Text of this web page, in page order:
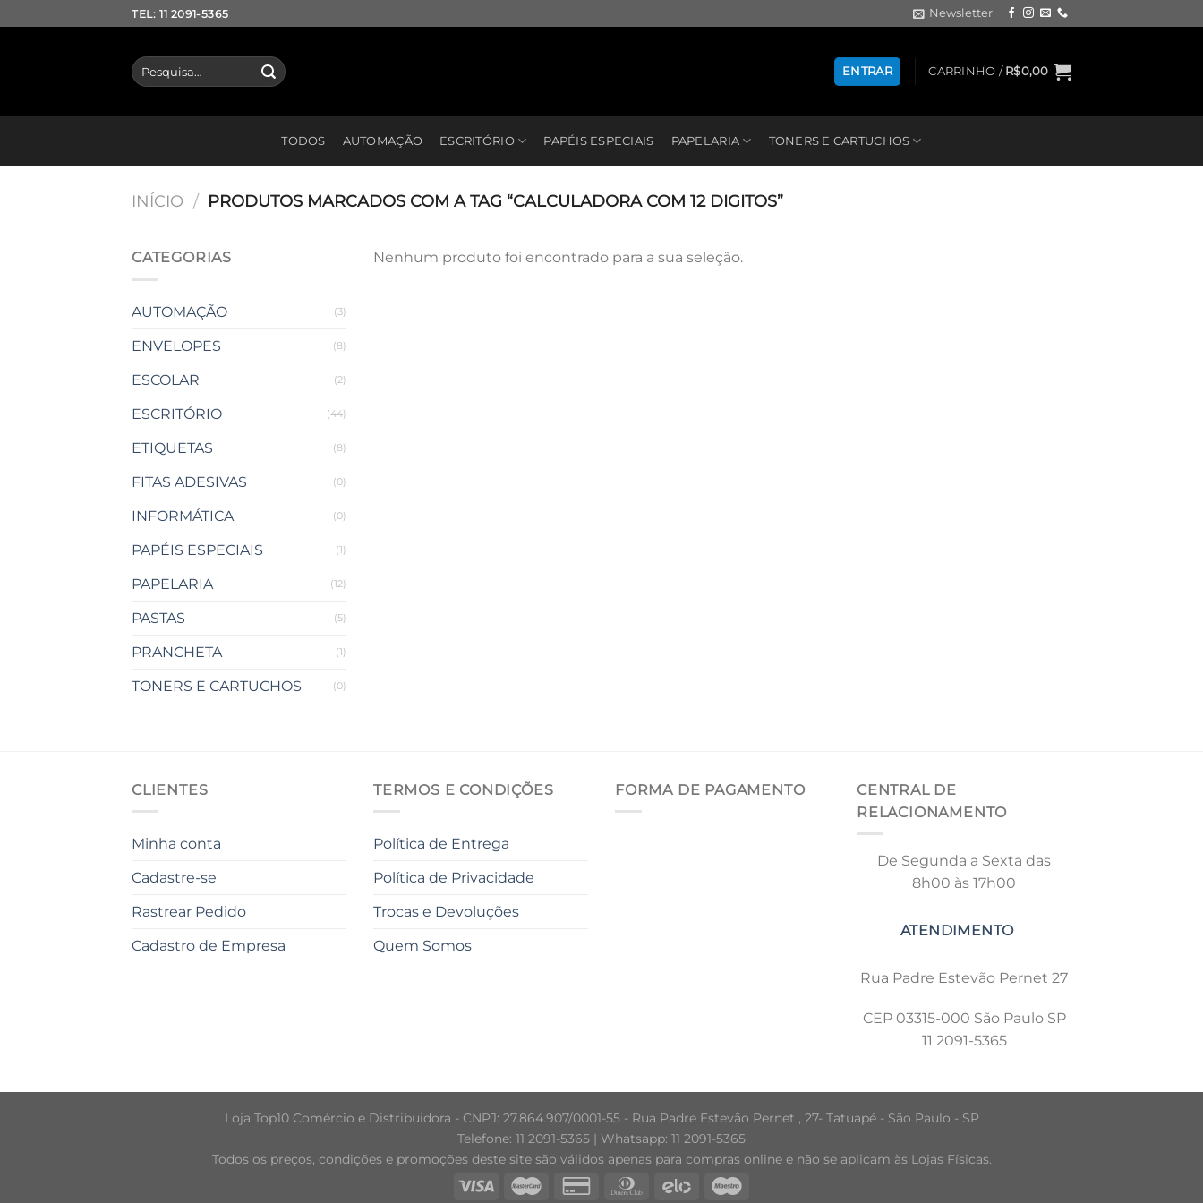
to
TEL: 11 2091-5365 Newsletter
Pesquisar
por:
ENTRAR CARRINHO / R$0,00
TODOS AUTOMAÇÃO ESCRITÓRIO PAPÉIS ESPECIAIS PAPELARIA TONERS E CARTUCHOS
INÍCIO / PRODUTOS MARCADOS COM A TAG “CALCULADORA COM 12 DIGITOS”
CATEGORIAS
AUTOMAÇÃO (3)
ENVELOPES (8)
ESCOLAR (2)
ESCRITÓRIO (44)
ETIQUETAS (8)
FITAS ADESIVAS (0)
INFORMÁTICA (0)
PAPÉIS ESPECIAIS (1)
PAPELARIA (12)
PASTAS (5)
PRANCHETA (1)
TONERS E CARTUCHOS (0)
Nenhum produto foi encontrado para a sua seleção.
CLIENTES
Minha conta
Cadastre-se
Rastrear Pedido
Cadastro de Empresa
TERMOS E CONDIÇÕES
Política de Entrega
Política de Privacidade
Trocas e Devoluções
Quem Somos
FORMA DE PAGAMENTO
CENTRAL DE
RELACIONAMENTO
De Segunda a Sexta das
8h00 às 17h00
Rua Padre Estevão Pernet 27
CEP 03315-000 São Paulo SP
11 2091-5365
Loja Top10 Comércio e Distribuidora - CNPJ: 27.864.907/0001-55 - Rua Padre Estevão Pernet , 27- Tatuapé - São Paulo - SP
Telefone: 11 2091-5365 | Whatsapp: 11 2091-5365
Todos os preços, condições e promoções deste site são válidos apenas para compras online e não se aplicam às Lojas Físicas.